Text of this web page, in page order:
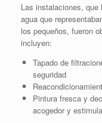
Las instalaciones,
agua que
los pequeños, fueron
incluyen:
Tapado de
seguridad
Pintura fresca y
acogedor y